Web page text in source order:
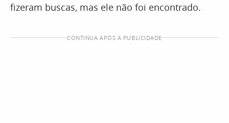
fizeram buscas, mas ele não foi encontrado.
CONTINUA APÓS A PUBLICIDADE